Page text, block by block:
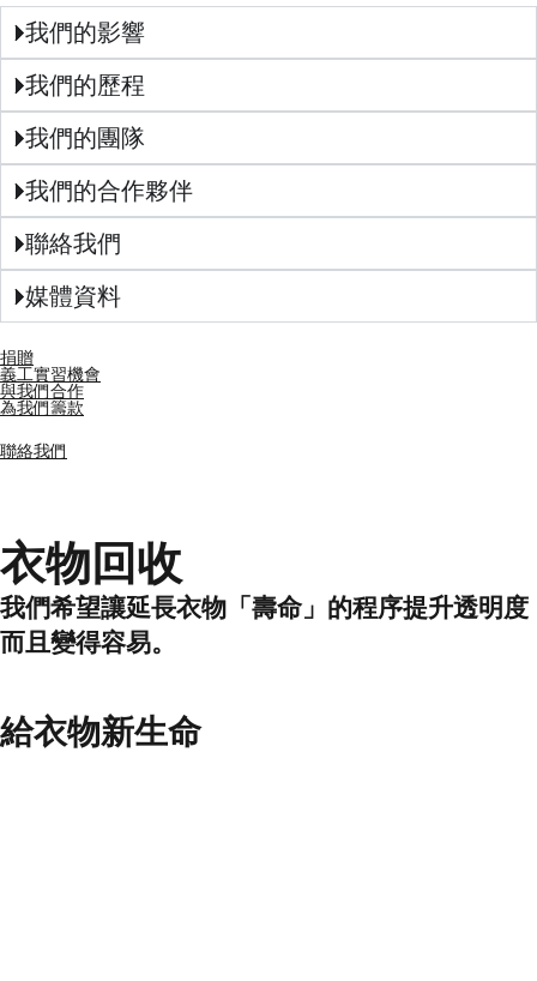
我們的影響
我們的歷程
我們的團隊
我們的合作夥伴
聯絡我們
媒體資料
捐贈
義工實習機會
與我們合作
為我們籌款
聯絡我們
衣物回收
我們希望讓延長衣物「壽命」的程序提升透明度
而且變得容易。
給衣物新生命